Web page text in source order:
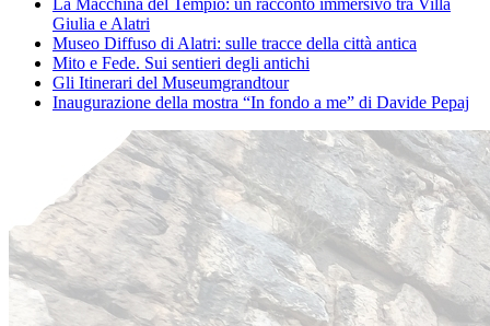
Giulia e Alatri
Museo Diffuso di Alatri: sulle tracce della città antica
Mito e Fede. Sui sentieri degli antichi
Gli Itinerari del Museumgrandtour
Inaugurazione della mostra “In fondo a me” di Davide Pepaj